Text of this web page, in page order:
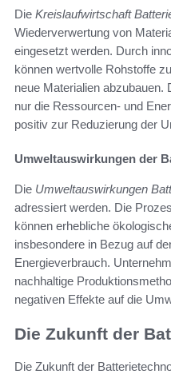
Die Kreislaufwirtschaft
Wiederverwertung von
eingesetzt werden. Durch
können wertvolle Rohstoffe
neue Materialien
nur die Ressourcen- und
positiv zur Reduzierung der
Umweltauswirkungen der
Die Umweltauswirkungen
adressiert werden. Die
können erhebliche
insbesondere in Bezug auf
Energieverbrauch.
nachhaltige
negativen Effekte auf die
Die Zukunft der
Die Zukunft der